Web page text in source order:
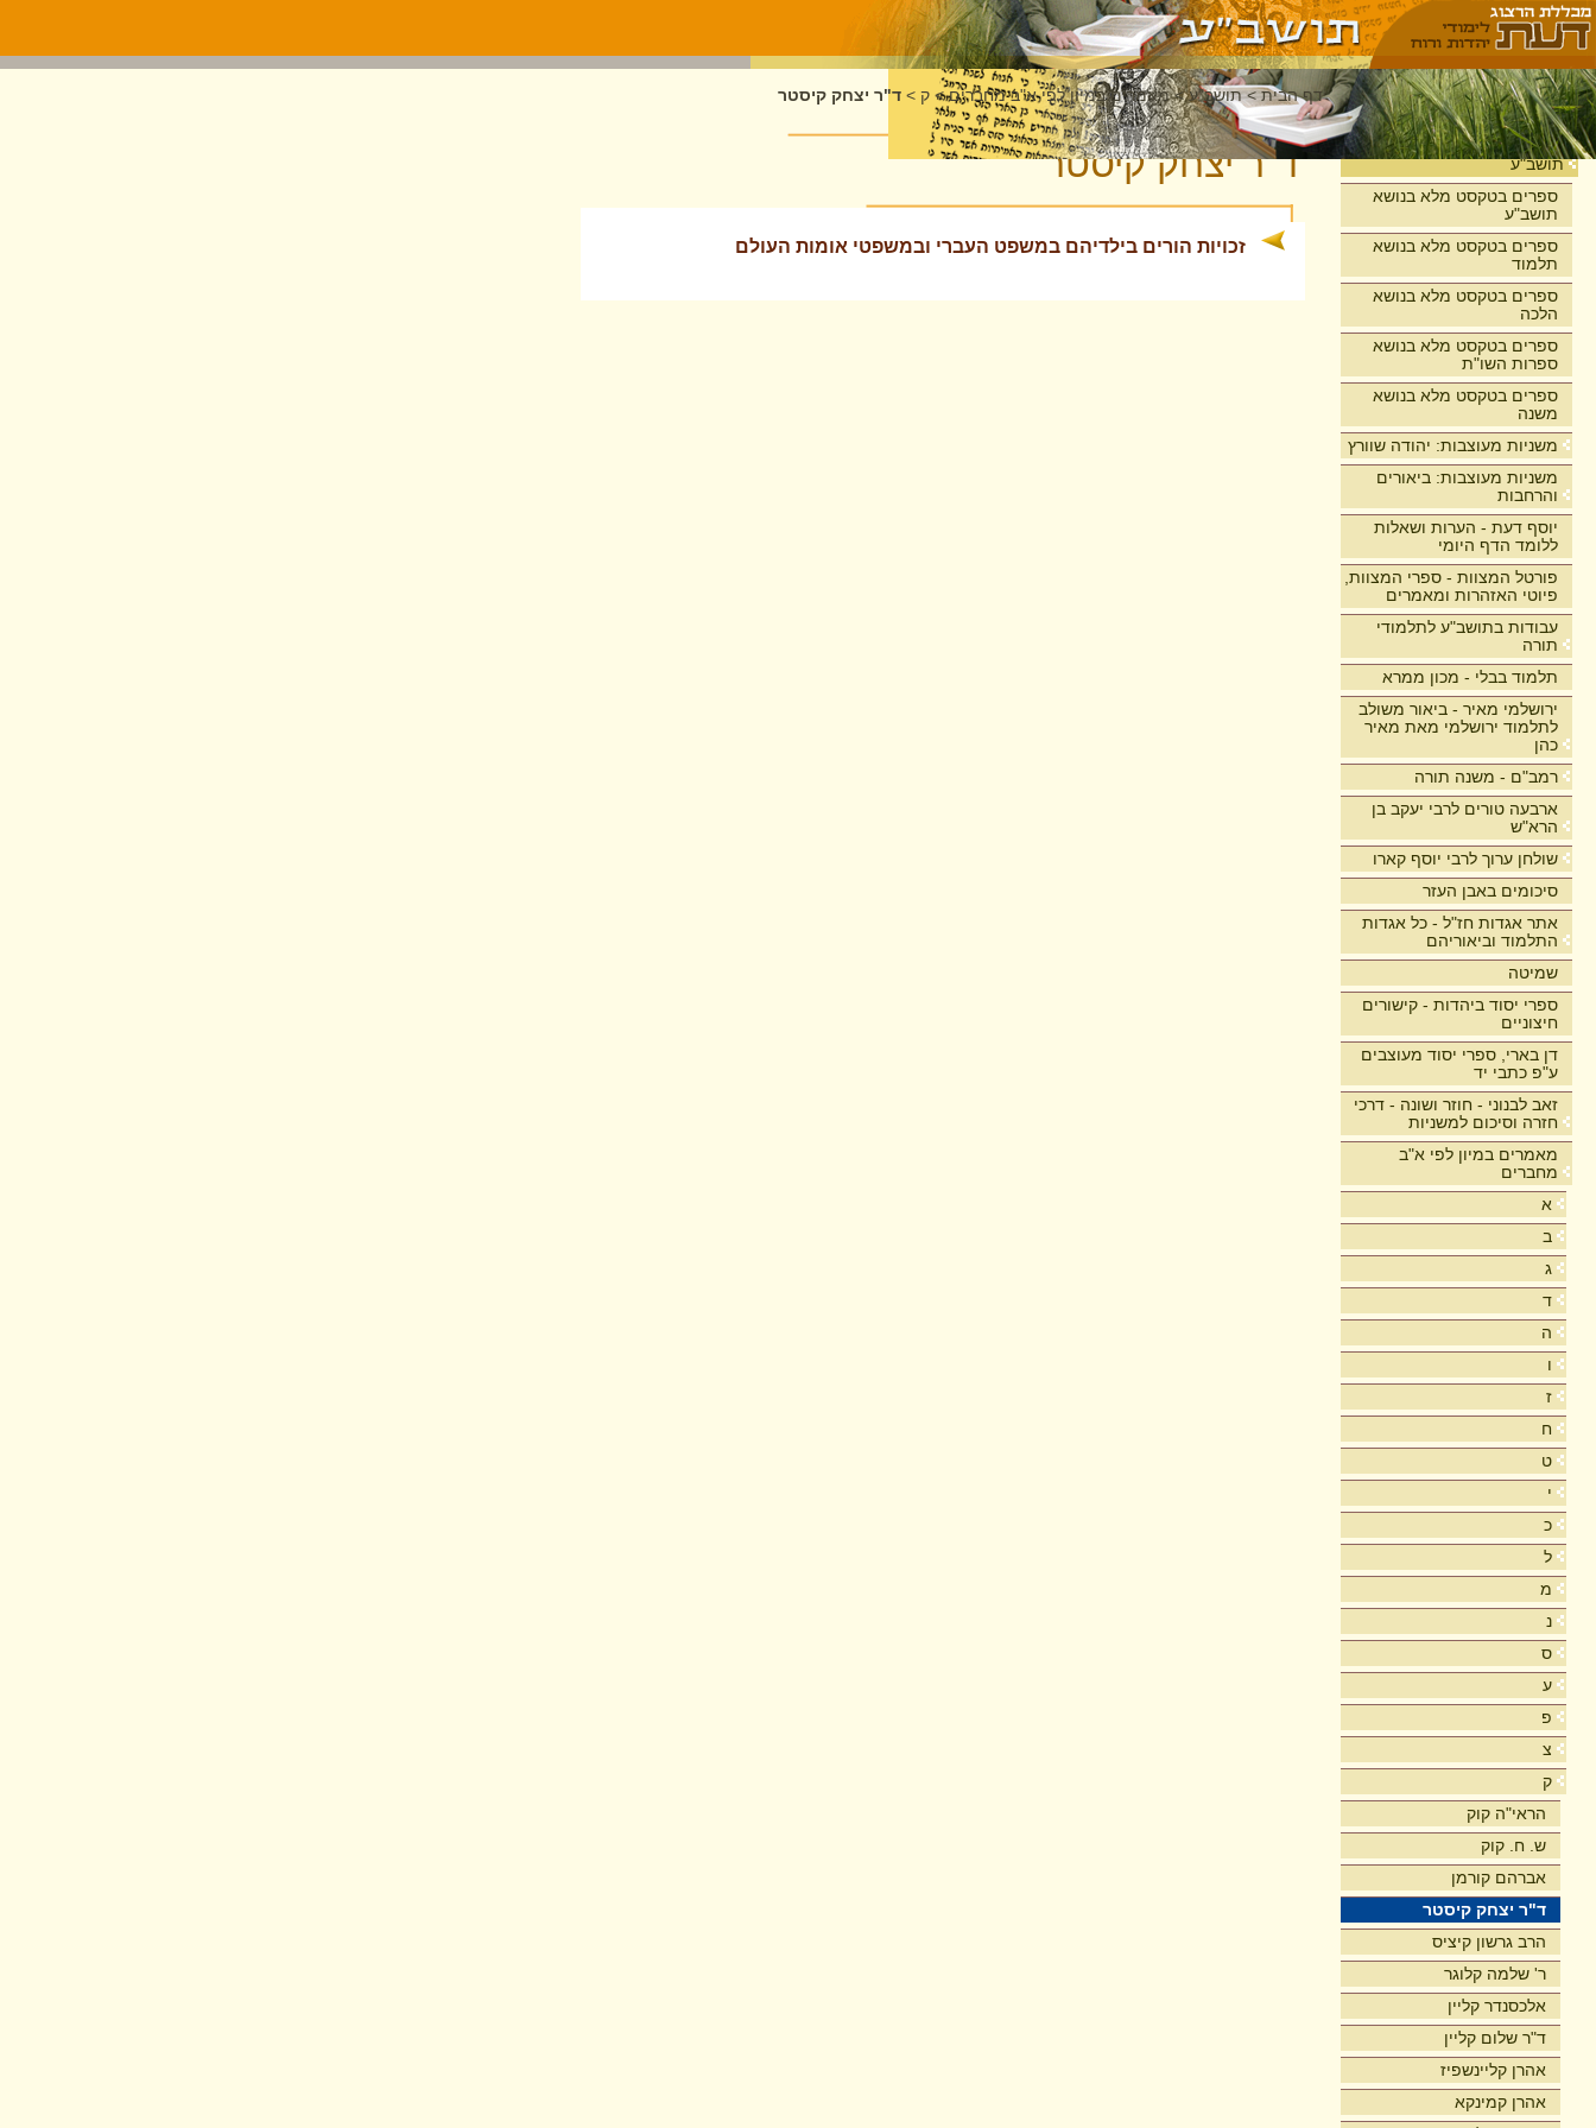
בית
תושב"ע
ספרים בטקסט מלא בנושא
תושב"ע
ספרים בטקסט מלא בנושא
תלמוד
ספרים בטקסט מלא בנושא
הלכה
ספרים בטקסט מלא בנושא
ספרות השו"ת
ספרים בטקסט מלא בנושא
משנה
משניות מעוצבות: יהודה שוורץ
משניות מעוצבות: ביאורים
והרחבות
יוסף דעת - הערות ושאלות
ללומד הדף היומי
פורטל המצוות - ספרי המצוות,
פיוטי האזהרות ומאמרים
עבודות בתושב"ע לתלמודי
תורה
תלמוד בבלי - מכון ממרא
ירושלמי מאיר - ביאור משולב
לתלמוד ירושלמי מאת מאיר
כהן
רמב"ם - משנה תורה
ארבעה טורים לרבי יעקב בן
הרא"ש
שולחן ערוך לרבי יוסף קארו
סיכומים באבן העזר
אתר אגדות חז"ל - כל אגדות
התלמוד וביאוריהם
שמיטה
ספרי יסוד ביהדות - קישורים
חיצוניים
דן בארי, ספרי יסוד מעוצבים
ע"פ כתבי יד
זאב לבנוני - חוזר ושונה - דרכי
חזרה וסיכום למשניות
מאמרים במיון לפי א"ב
מחברים
א
ב
ג
ד
ה
ו
ז
ח
ט
י
כ
ל
מ
נ
ס
ע
פ
צ
ק
הראי"ה קוק
ש. ח. קוק
אברהם קורמן
ד"ר יצחק קיסטר
הרב גרשון קיציס
ר' שלמה קלוגר
אלכסנדר קליין
ד"ר שלום קליין
אהרן קליינשפיז
אהרן קמינקא
דף הבית >תושב"ע >מאמרים במיון לפי א"ב מחברים > ק > ד"ר יצחק קיסטר
ד"ר יצחק קיסטר
זכויות הורים בילדיהם במשפט העברי ובמשפטי אומות העולם